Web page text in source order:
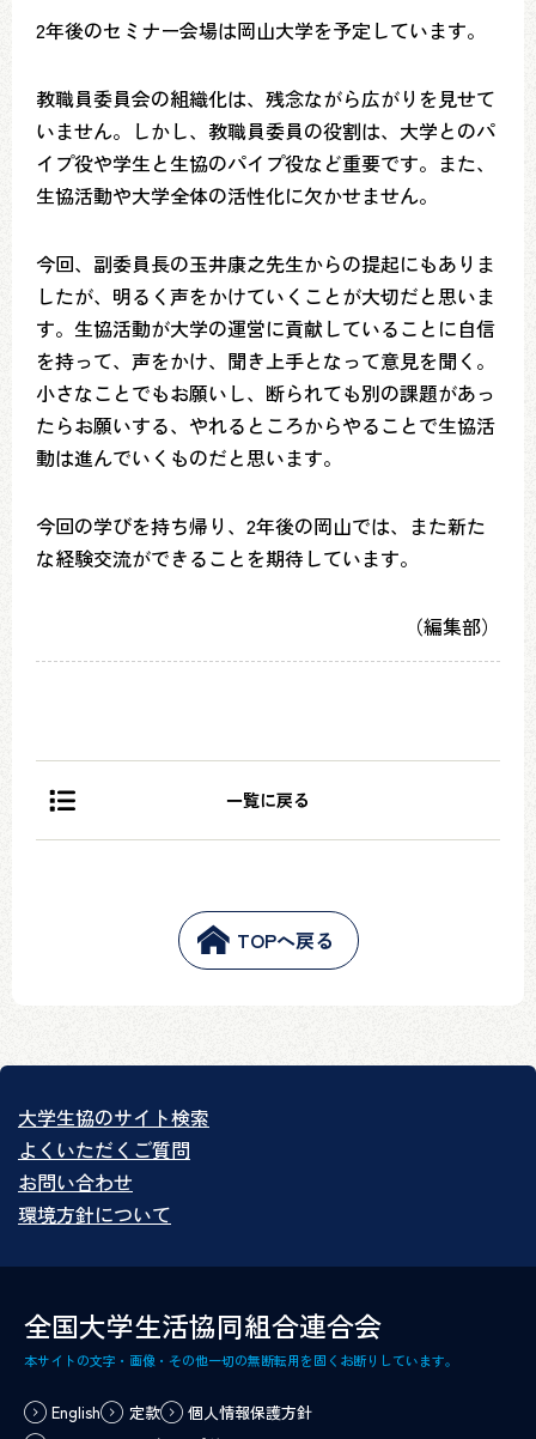
2年後のセミナー会場は岡山大学を予定しています。
教職員委員会の組織化は、残念ながら広がりを見せて
いません。しかし、教職員委員の役割は、大学とのパ
イプ役や学生と生協のパイプ役など重要です。また、
生協活動や大学全体の活性化に欠かせません。
今回、副委員長の玉井康之先生からの提起にもありま
したが、明るく声をかけていくことが大切だと思いま
す。生協活動が大学の運営に貢献していることに自信
を持って、声をかけ、聞き上手となって意見を聞く。
小さなことでもお願いし、断られても別の課題があっ
たらお願いする、やれるところからやることで生協活
動は進んでいくものだと思います。
今回の学びを持ち帰り、2年後の岡山では、また新た
な経験交流ができることを期待しています。
（編集部）
一覧に戻る
TOPへ戻る
大学生協のサイト検索
よくいただくご質問
お問い合わせ
環境方針について
English 定款
個人情報保護方針
全国大学生活協同組合連合会
本サイトの文字・画像・その他一切の無断転用を固くお断りしています。